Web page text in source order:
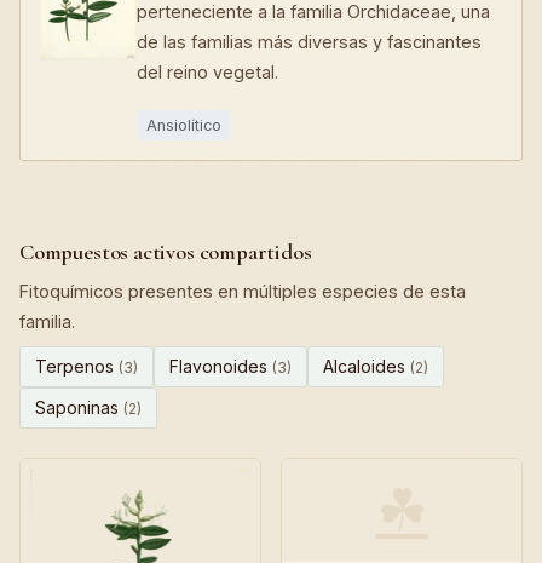
perteneciente a la familia Orchidaceae, una
de las familias más diversas y fascinantes
del reino vegetal.
Ansiolítico
Compuestos activos compartidos
Fitoquímicos presentes en múltiples especies de esta
familia.
Terpenos (3) Flavonoides (3) Alcaloides (2)
Saponinas (2)